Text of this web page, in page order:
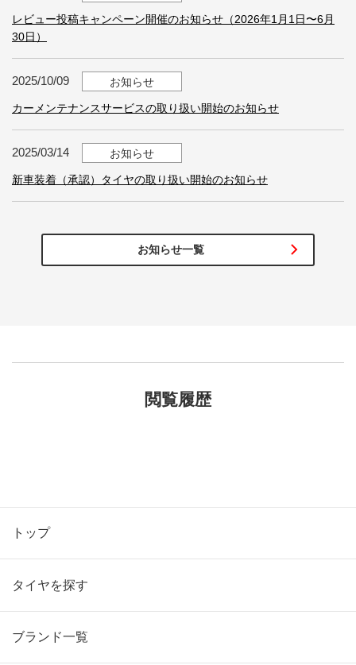
レビュー投稿キャンペーン開催のお知らせ（2026年1月1日〜6月
30日）
2025/10/09 お知らせ
カーメンテナンスサービスの取り扱い開始のお知らせ
2025/03/14 お知らせ
新車装着（承認）タイヤの取り扱い開始のお知らせ
お知らせ一覧
閲覧履歴
トップ
タイヤを探す
ブランド一覧